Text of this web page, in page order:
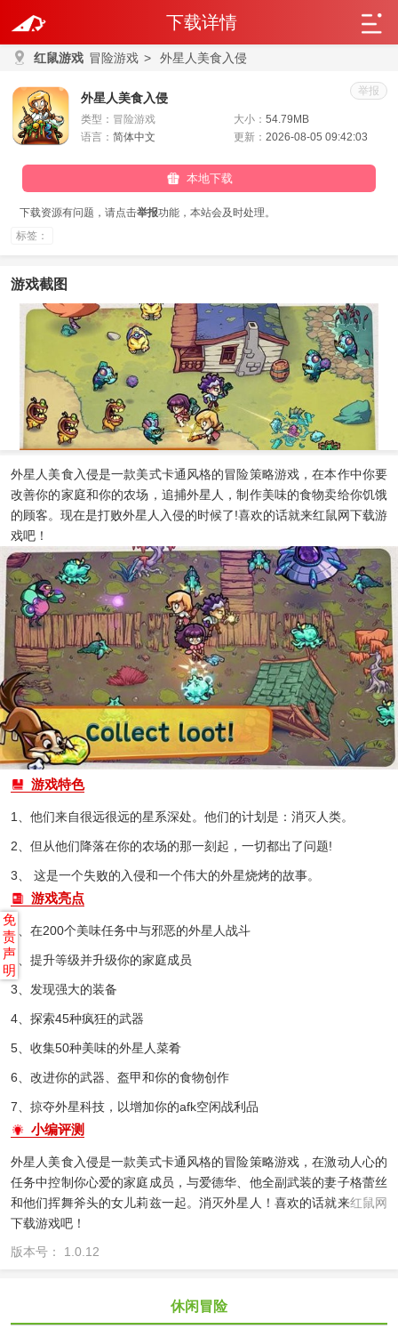
下载详情
红鼠游戏 冒险游戏 > 外星人美食入侵
外星人美食入侵
类型： 冒险游戏 大小：54.79MB
语言： 简体中文 更新：2026-08-05 09:42:03
举报
本地下载
下载资源有问题，请点击举报功能，本站会及时处理。
标签：
游戏截图
外星人美食入侵是一款美式卡通风格的冒险策略游戏，在本作中你要
改善你的家庭和你的农场，追捕外星人，制作美味的食物卖给你饥饿
的顾客。现在是打败外星人入侵的时候了!喜欢的话就来红鼠网下载游
戏吧！
游戏特色
1、他们来自很远很远的星系深处。他们的计划是：消灭人类。
2、但从他们降落在你的农场的那一刻起，一切都出了问题!
3、 这是一个失败的入侵和一个伟大的外星烧烤的故事。
游戏亮点
1、在200个美味任务中与邪恶的外星人战斗
2、提升等级并升级你的家庭成员
3、发现强大的装备
4、探索45种疯狂的武器
5、收集50种美味的外星人菜肴
6、改进你的武器、盔甲和你的食物创作
7、掠夺外星科技，以增加你的afk空闲战利品
小编评测
外星人美食入侵是一款美式卡通风格的冒险策略游戏，在激动人心的
任务中控制你心爱的家庭成员，与爱德华、他全副武装的妻子格蕾丝
和他们挥舞斧头的女儿莉兹一起。消灭外星人！喜欢的话就来红鼠网
下载游戏吧！
版本号： 1.0.12
休闲冒险
免
责
声
明